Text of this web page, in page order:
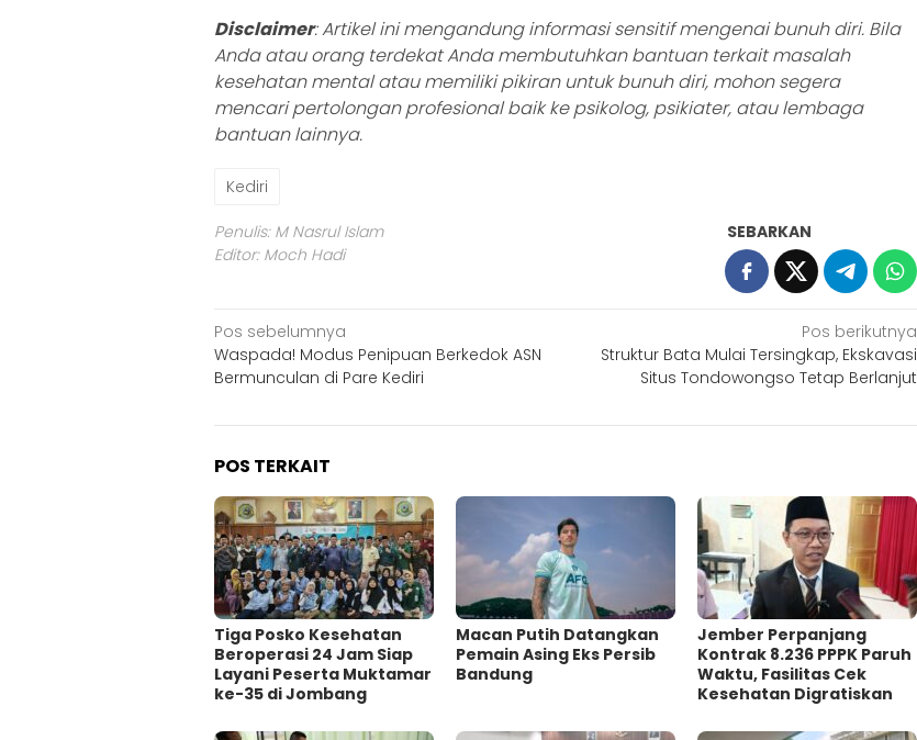
Disclaimer: Artikel ini mengandung informasi sensitif mengenai bunuh diri. Bila
Anda atau orang terdekat Anda membutuhkan bantuan terkait masalah
kesehatan mental atau memiliki pikiran untuk bunuh diri, mohon segera
mencari pertolongan profesional baik ke psikolog, psikiater, atau lembaga
bantuan lainnya.
Kediri
Penulis: M Nasrul Islam
Editor: Moch Hadi
SEBARKAN
Navigasi
pos
Pos sebelumnya
Waspada! Modus Penipuan Berkedok ASN
Bermunculan di Pare Kediri
Pos berikutnya
Struktur Bata Mulai Tersingkap, Ekskavasi
Situs Tondowongso Tetap Berlanjut
POS TERKAIT
Tiga Posko Kesehatan
Beroperasi 24 Jam Siap
Layani Peserta Muktamar
ke-35 di Jombang
Macan Putih Datangkan
Pemain Asing Eks Persib
Bandung
Jember Perpanjang
Kontrak 8.236 PPPK Paruh
Waktu, Fasilitas Cek
Kesehatan Digratiskan